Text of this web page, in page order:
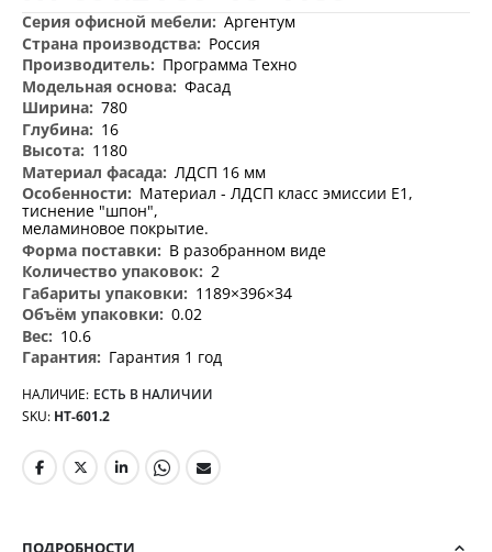
Дополнительная
информация
Аргентум
Россия
Программа Техно
Фасад
780
16
1180
ЛДСП 16 мм
Материал - ЛДСП класс эмиссии Е1,
тиснение "шпон",
меламиновое покрытие.
В разобранном виде
2
1189×396×34
0.02
10.6
Гарантия 1 год
НАЛИЧИЕ: ЕСТЬ В НАЛИЧИИ
SKU НТ-601.2
ПОДРОБНОСТИ